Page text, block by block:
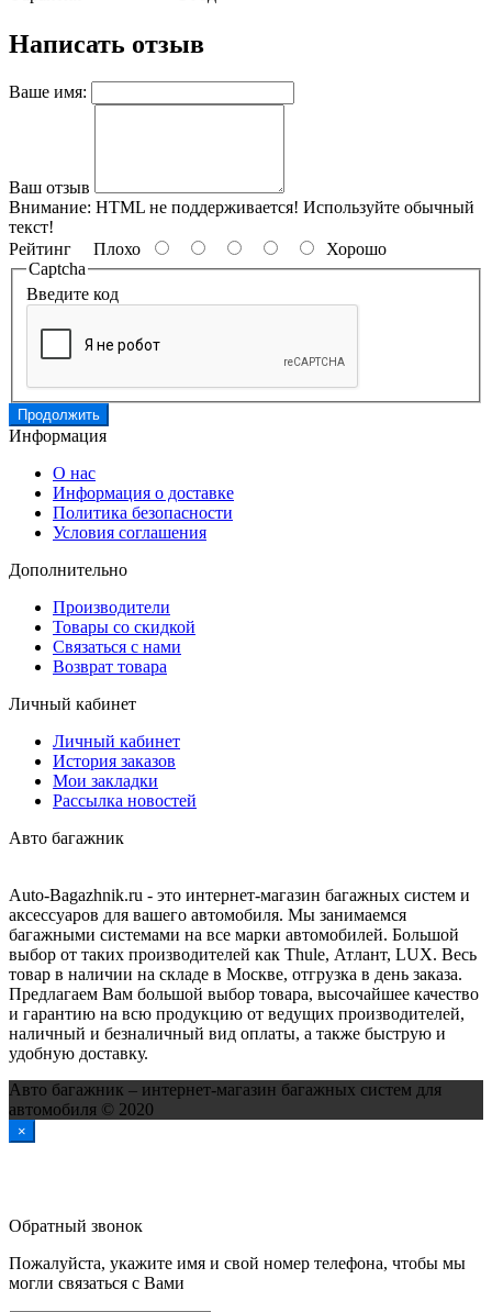
Написать отзыв
Ваше имя:
Ваш отзыв
Внимание: HTML не поддерживается! Используйте обычный
текст!
Рейтинг Плохо
Хорошо
Captcha
Введите код
Продолжить
Информация
О нас
Информация о доставке
Политика безопасности
Условия соглашения
Дополнительно
Производители
Товары со скидкой
Связаться с нами
Возврат товара
Личный кабинет
Личный кабинет
История заказов
Мои закладки
Рассылка новостей
Авто багажник
Auto-Bagazhnik.ru - это интернет-магазин багажных систем и
аксессуаров для вашего автомобиля. Мы занимаемся
багажными системами на все марки автомобилей. Большой
выбор от таких производителей как Thule, Атлант, LUX. Весь
товар в наличии на складе в Москве, отгрузка в день заказа.
Предлагаем Вам большой выбор товара, высочайшее качество
и гарантию на всю продукцию от ведущих производителей,
наличный и безналичный вид оплаты, а также быструю и
удобную доставку.
Авто багажник – интернет-магазин багажных систем для
автомобиля © 2020
×
Обратный звонок
Пожалуйста, укажите имя и свой номер телефона, чтобы мы
могли связаться с Вами